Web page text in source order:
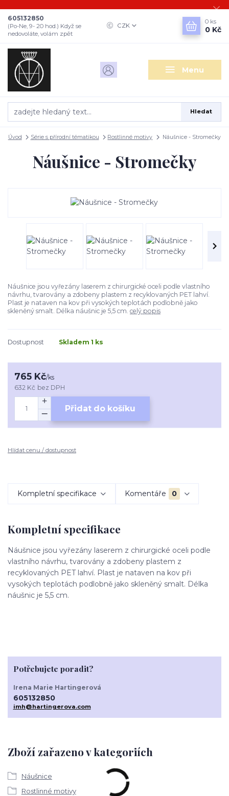
Menu
CZK
Hledat
605132850
(Po-Ne, 9- 20 hod.) Když se
nedovoláte, volám zpět
0 ks
0 Kč
Úvod Série s přírodní tématikou Rostlinné motivy Náušnice - Stromečky
Náušnice - Stromečky
Náušnice jsou vyřezány laserem z chirurgické oceli podle vlastního
návrhu, tvarovány a zdobeny plastem z recyklovaných PET lahví.
Plast je nataven na kov při vysokých teplotách podlobně jako
skleněný smalt. Délka náušnic je 5,5 cm. celý popis
Dostupnost Skladem 1 ks
765 Kč/ks
632 Kč bez DPH
Přidat do košíku
Hlídat cenu / dostupnost
Kompletní specifikace Komentáře 0
Kompletní specifikace
Náušnice jsou vyřezány laserem z chirurgické oceli podle
vlastního návrhu, tvarovány a zdobeny plastem z
recyklovaných PET lahví. Plast je nataven na kov při
vysokých teplotách podlobně jako skleněný smalt. Délka
náušnic je 5,5 cm.
Zboží zařazeno v kategoriích
Náušnice
Rostlinné motivy
Potřebujete poradit?
Irena Marie Hartingerová
605132850
imh@hartingerova.com